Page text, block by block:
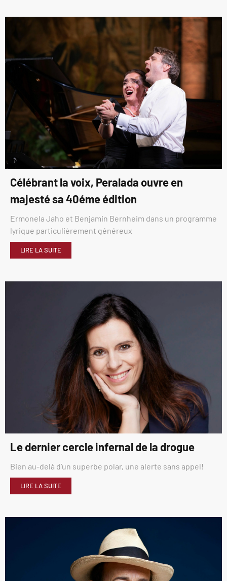
Célébrant la voix, Peralada ouvre en
majesté sa 40éme édition
Ermonela Jaho et Benjamin Bernheim dans un programme
lyrique particulièrement généreux
LIRE LA SUITE
Le dernier cercle infernal de la drogue
Bien au-delà d’un superbe polar, une alerte sans appel!
LIRE LA SUITE